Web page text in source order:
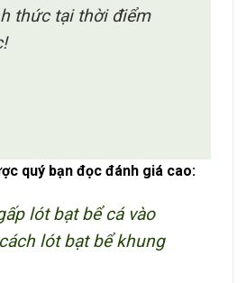
thức tại thời điểm
quý bạn đọc đánh giá cao:
lót bạt bể cá vào
lót bạt bể khung